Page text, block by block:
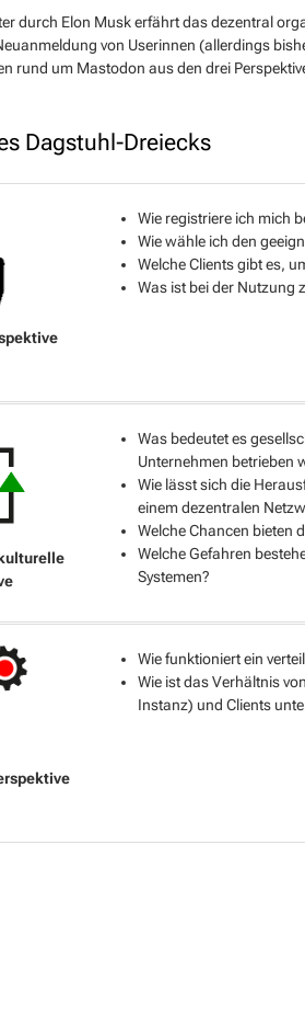
durch Elon Musk erfährt das dezentral
von Userinnen (allerdings
rund um Mastodon aus den drei
Dagstuhl-Dreiecks
Wie registriere ich mich
Wie wähle ich den
Welche Clients gibt es,
Was ist bei der Nutzung
Was bedeutet es
Unternehmen betrieben
Wie lässt sich die
einem dezentralen
Welche Chancen bieten
Welche Gefahren
Systemen?
Wie funktioniert ein
Wie ist das Verhältnis
Instanz) und Clients